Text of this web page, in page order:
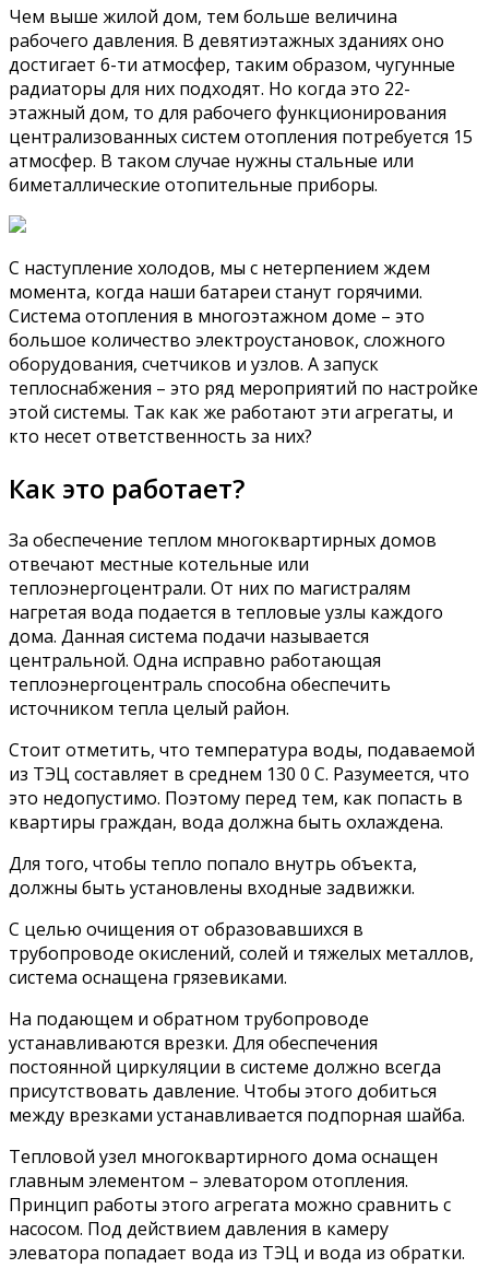
Чем выше жилой дом, тем больше величина
рабочего давления. В девятиэтажных зданиях оно
достигает 6-ти атмосфер, таким образом, чугунные
радиаторы для них подходят. Но когда это 22-
этажный дом, то для рабочего функционирования
централизованных систем отопления потребуется 15
атмосфер. В таком случае нужны стальные или
биметаллические отопительные приборы.
С наступление холодов, мы с нетерпением ждем
момента, когда наши батареи станут горячими.
Система отопления в многоэтажном доме – это
большое количество электроустановок, сложного
оборудования, счетчиков и узлов. А запуск
теплоснабжения – это ряд мероприятий по настройке
этой системы. Так как же работают эти агрегаты, и
кто несет ответственность за них?
Как это работает?
За обеспечение теплом многоквартирных домов
отвечают местные котельные или
теплоэнергоцентрали. От них по магистралям
нагретая вода подается в тепловые узлы каждого
дома. Данная система подачи называется
центральной. Одна исправно работающая
теплоэнергоцентраль способна обеспечить
источником тепла целый район.
Стоит отметить, что температура воды, подаваемой
из ТЭЦ составляет в среднем 130 0 С. Разумеется, что
это недопустимо. Поэтому перед тем, как попасть в
квартиры граждан, вода должна быть охлаждена.
Для того, чтобы тепло попало внутрь объекта,
должны быть установлены входные задвижки.
С целью очищения от образовавшихся в
трубопроводе окислений, солей и тяжелых металлов,
система оснащена грязевиками.
На подающем и обратном трубопроводе
устанавливаются врезки. Для обеспечения
постоянной циркуляции в системе должно всегда
присутствовать давление. Чтобы этого добиться
между врезками устанавливается подпорная шайба.
Тепловой узел многоквартирного дома оснащен
главным элементом – элеватором отопления.
Принцип работы этого агрегата можно сравнить с
насосом. Под действием давления в камеру
элеватора попадает вода из ТЭЦ и вода из обратки.